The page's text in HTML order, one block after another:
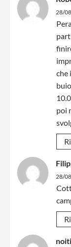
28/
che
poi
28/